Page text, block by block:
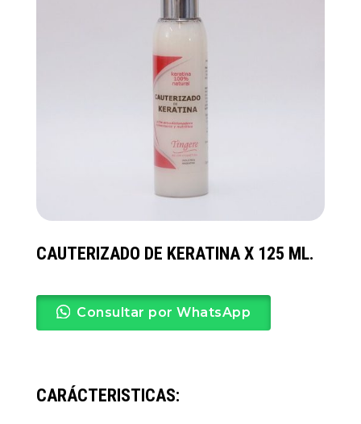
CAUTERIZADO DE KERATINA X 125 ML.
Consultar por WhatsApp
CARÁCTERISTICAS: